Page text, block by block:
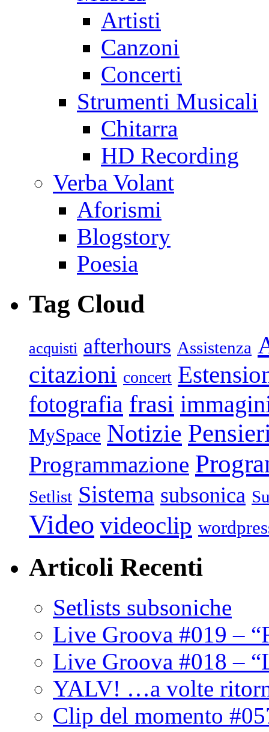
Artisti
Canzoni
Concerti
Strumenti Musicali
Chitarra
HD Recording
Verba Volant
Aforismi
Blogstory
Poesia
Tag Cloud
acquisti afterhours Assistenza
citazioni concert
fotografia frasi
MySpace Notizie
Programmazione
Setlist Sistema subsonica
Video videoclip
Articoli Recenti
Setlists subsoniche
Live Groova #019 –
Live Groova #018 –
YALV! …a volte
Clip del momento